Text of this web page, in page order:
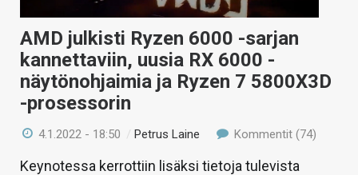
AMD julkisti Ryzen 6000 -sarjan
kannettaviin, uusia RX 6000 -
näytönohjaimia ja Ryzen 7 5800X3D
-prosessorin
4.1.2022 - 18:50 /Petrus Laine Kommentit (74)
Keynotessa kerrottiin lisäksi tietoja tulevista